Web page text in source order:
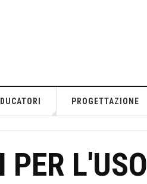
PROGETTAZIONE
L'USO